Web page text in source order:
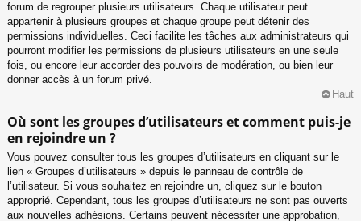
forum de regrouper plusieurs utilisateurs. Chaque utilisateur peut
appartenir à plusieurs groupes et chaque groupe peut détenir des
permissions individuelles. Ceci facilite les tâches aux administrateurs qui
pourront modifier les permissions de plusieurs utilisateurs en une seule
fois, ou encore leur accorder des pouvoirs de modération, ou bien leur
donner accès à un forum privé.
Haut
Où sont les groupes d’utilisateurs et comment puis-je
en rejoindre un ?
Vous pouvez consulter tous les groupes d’utilisateurs en cliquant sur le
lien « Groupes d’utilisateurs » depuis le panneau de contrôle de
l’utilisateur. Si vous souhaitez en rejoindre un, cliquez sur le bouton
approprié. Cependant, tous les groupes d’utilisateurs ne sont pas ouverts
aux nouvelles adhésions. Certains peuvent nécessiter une approbation,